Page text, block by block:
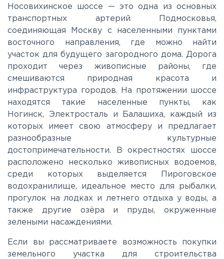
Калужское
Каширское
Киевское
Ленинградское
Лихачевское
Минское
Можайское
Новорязанское
Носовихинское шоссе — это одна из основных
транспортных артерий Подмосковья,
соединяющая Москву с населенными пунктами
восточного направления, где можно найти
участок для будущего загородного дома. Дорога
проходит через живописные районы, где
смешиваются природная красота и
инфраструктура городов. На протяжении шоссе
находятся такие населенные пункты, как
Ногинск, Электросталь и Балашиха, каждый из
которых имеет свою атмосферу и предлагает
разнообразные культурные
достопримечательности. В окрестностях шоссе
расположено несколько живописных водоемов,
среди которых выделяется Пироговское
водохранилище, идеальное место для рыбалки,
прогулок на лодках и летнего отдыха у воды, а
также другие озёра и пруды, окруженные
зелеными насаждениями.
Если вы рассматриваете возможность покупки
земельного участка для строительства